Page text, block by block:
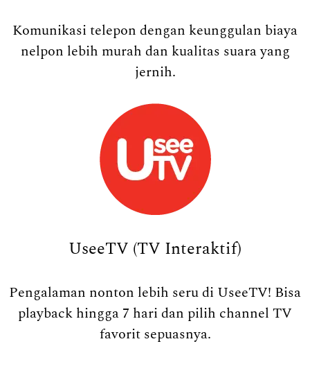
Komunikasi telepon dengan keunggulan biaya
nelpon lebih murah dan kualitas suara yang
jernih.
UseeTV (TV Interaktif)
Pengalaman nonton lebih seru di UseeTV! Bisa
playback hingga 7 hari dan pilih channel TV
favorit sepuasnya.